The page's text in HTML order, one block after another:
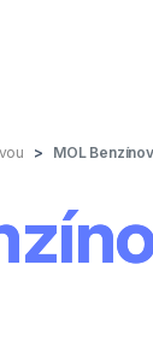
MOL